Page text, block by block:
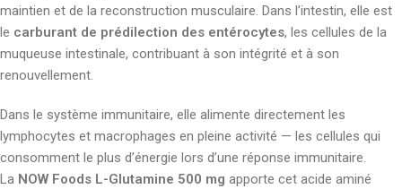
maintien et de la reconstruction musculaire. Dans l’intestin, elle est
le carburant de prédilection des entérocytes, les cellules de la
muqueuse intestinale, contribuant à son intégrité et à son
renouvellement.
Dans le système immunitaire, elle alimente directement les
lymphocytes et macrophages en pleine activité — les cellules qui
consomment le plus d’énergie lors d’une réponse immunitaire.
La NOW Foods L-Glutamine 500 mg apporte cet acide aminé